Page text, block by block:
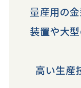
量産用の
装置や大
高い生産